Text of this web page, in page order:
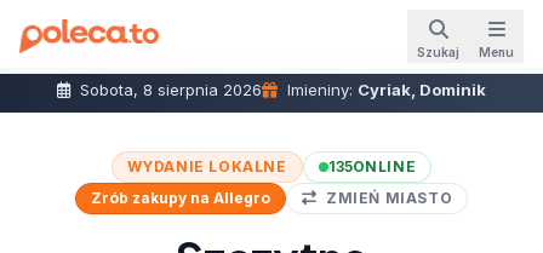
Szukaj Menu
Sobota, 8 sierpnia 2026 Imieniny: Cyriak, Dominik
WYDANIE LOKALNE 135ONLINE
Zrób zakupy na Allegro
ZMIEŃ MIASTO